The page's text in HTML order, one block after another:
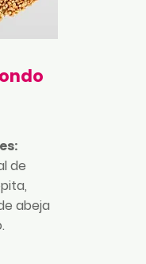
de
abeja